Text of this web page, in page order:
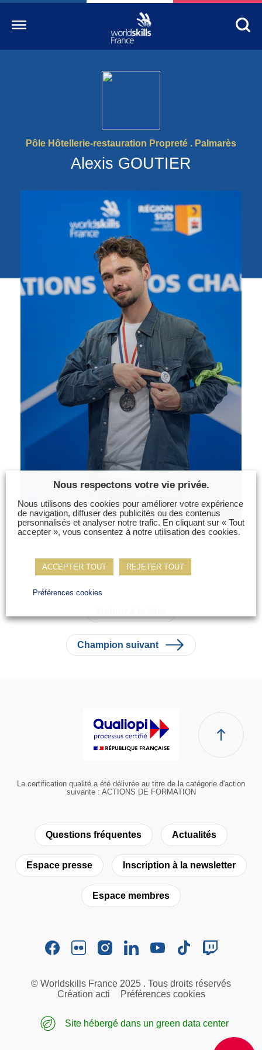
Pôle Hôtellerie-restauration Propreté . Palmarès
Alexis GOUTIER
La compétition
Découvrez un métier
S’informer
Nos partenaires
Actualités Education
Vidéos
Contactez-nous
Suivez l’Équipe de France des métiers
Shanghai 2026
Questions fréquentes
Actualités
Espace presse
Inscription à la newsletter
Espace membres
Champion suivant
La certification qualité a été délivrée au titre de la catégorie d'action
suivante : ACTIONS DE FORMATION
Questions fréquentes Actualités
Espace presse Inscription à la newsletter
Espace membres
© Worldskills France 2025 . Tous droits réservés
Création acti
Préférences cookies
Site hébergé dans un green data center
Nous respectons votre vie privée.
Nous utilisons des cookies pour améliorer votre expérience
de navigation, diffuser des publicités ou des contenus
personnalisés et analyser notre trafic. En cliquant sur « Tout
accepter », vous consentez à notre utilisation des cookies.
ACCEPTER TOUT REJETER TOUT
Préférences cookies